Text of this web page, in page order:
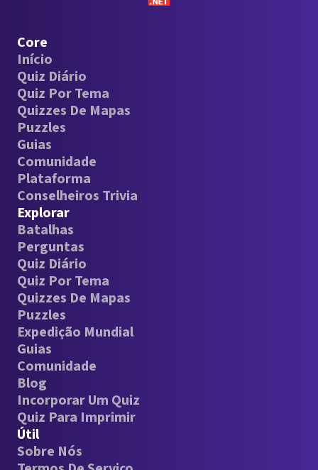
Core
Início
Quiz Diário
Quiz Por Tema
Quizzes De Mapas
Puzzles
Guias
Comunidade
Plataforma
Conselheiros Trivia
Explorar
Batalhas
Perguntas
Quiz Diário
Quiz Por Tema
Quizzes De Mapas
Puzzles
Expedição Mundial
Guias
Comunidade
Blog
Incorporar Um Quiz
Quiz Para Imprimir
Útil
Sobre Nós